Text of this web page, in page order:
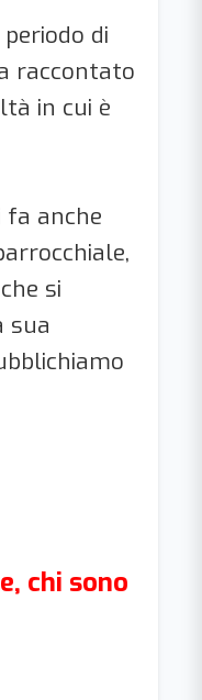
di
raccontato
in cui è
anche
si
sua
chi sono